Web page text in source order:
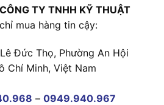
CÔNG TY TNHH KỸ THUẬT
mua hàng tin cậy:
Đức Thọ, Phường An Hội
Chí Minh, Việt Nam
– 0949.940.967